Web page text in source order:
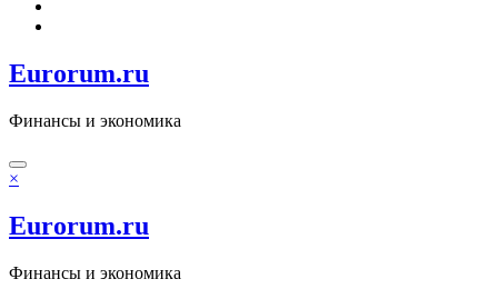
Eurorum.ru
Финансы и экономика
×
Eurorum.ru
Финансы и экономика